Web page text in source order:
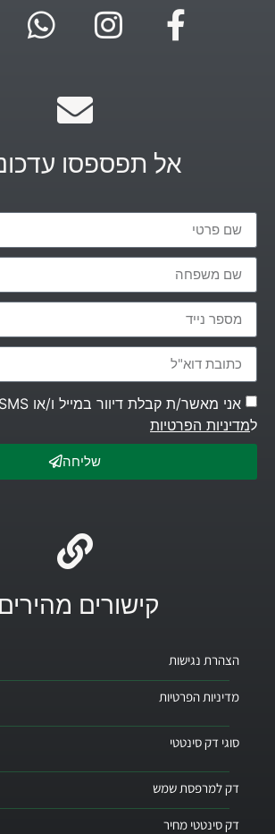
אל תפספסו
למדיניות הפרטיות
שליחה
קישורים
הצהרת נגישות
מדיניות הפרטיות
סוגי דק סינטטי
דק למרפסת שמש
דק סינטטי מחיר